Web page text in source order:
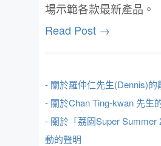
場示範各款最新產品。
Read Post →
- 關於羅仲仁先生(Dennis)的
- 關於Chan Ting-kwan 先生
- 關於「荔園Super Summer
動的聲明